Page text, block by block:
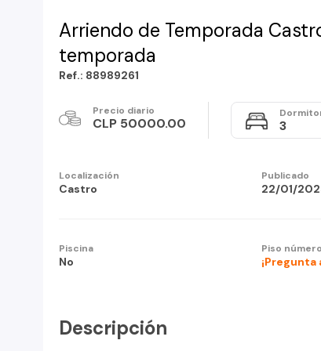
Arriendo de Temporada
temporada
Ref.: 88989261
Precio diario
CLP 50000.00 3
Localización
Castro
Publicado
22/01/
Piscina
No
Piso número
Descripción